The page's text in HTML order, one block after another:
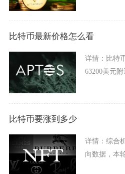
比特币最新价格怎么看
详情： 比特
63200美元
比特币要涨到多少
详情： 综合
向数据，本